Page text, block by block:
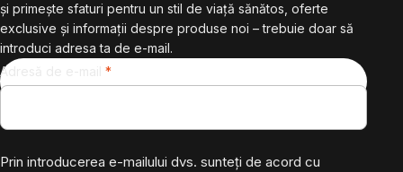
și primește sfaturi pentru un stil de viață sănătos, oferte
exclusive și informații despre produse noi – trebuie doar să
introduci adresa ta de e-mail.
Adresă de e-mail
Prin introducerea e-mailului dvs. sunteți de acord cu